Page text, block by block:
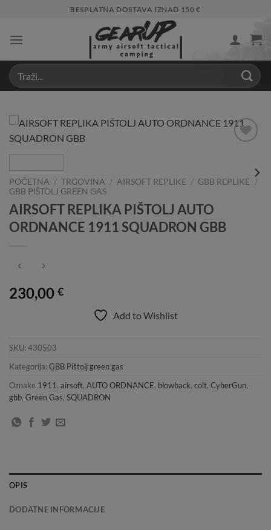
content
BESPLATNA DOSTAVA IZNAD 150 €
POČETNA / TRGOVINA / AIRSOFT REPLIKE / GBB REPLIKE
/
GBB PIŠTOLJ GREEN GAS
AIRSOFT REPLIKA PIŠTOLJ AUTO
ORDNANCE 1911 SQUADRON GBB
230,00 €
Add to Wishlist
SKU: 430503
Kategorija: GBB Pištolj green gas
Oznake 1911 , airsoft, AUTO ORDNANCE, blowback, colt, CyberGun,
gbb, Green Gas, SQUADRON
OPIS
DODATNE INFORMACIJE